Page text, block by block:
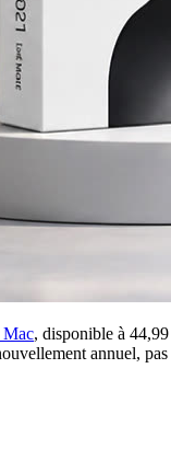
Mac, disponible à
annuel,